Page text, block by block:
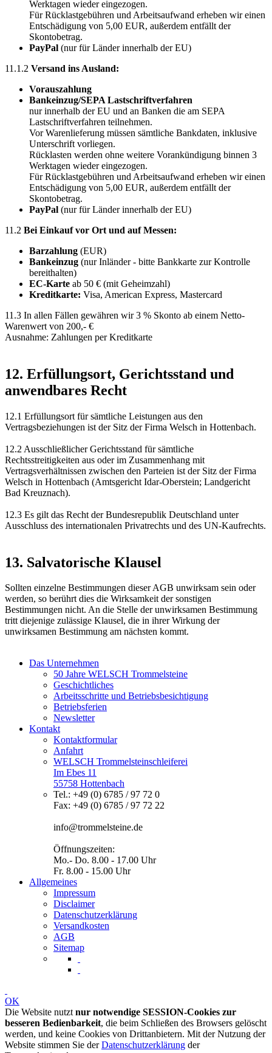
Werktagen wieder eingezogen.
Für Rücklastgebühren und Arbeitsaufwand erheben wir einen
Entschädigung von 5,00 EUR, außerdem entfällt der
Skontobetrag.
PayPal (nur für Länder innerhalb der EU)
11.1.2 Versand ins Ausland:
Vorauszahlung
Bankeinzug/SEPA Lastschriftverfahren
nur innerhalb der EU und an Banken die am SEPA
Lastschriftverfahren teilnehmen.
Vor Warenlieferung müssen sämtliche Bankdaten, inklusive
Unterschrift vorliegen.
Rücklasten werden ohne weitere Vorankündigung binnen 3
Werktagen wieder eingezogen.
Für Rücklastgebühren und Arbeitsaufwand erheben wir einen
Entschädigung von 5,00 EUR, außerdem entfällt der
Skontobetrag.
PayPal (nur für Länder innerhalb der EU)
11.2 Bei Einkauf vor Ort und auf Messen:
Barzahlung (EUR)
Bankeinzug (nur Inländer - bitte Bankkarte zur Kontrolle
bereithalten)
EC-Karte ab 50 € (mit Geheimzahl)
Kreditkarte: Visa, American Express, Mastercard
11.3 In allen Fällen gewähren wir 3 % Skonto ab einem Netto-
Warenwert von 200,- €
Ausnahme: Zahlungen per Kreditkarte
12. Erfüllungsort, Gerichtsstand und
anwendbares Recht
12.1 Erfüllungsort für sämtliche Leistungen aus den
Vertragsbeziehungen ist der Sitz der Firma Welsch in Hottenbach.
12.2 Ausschließlicher Gerichtsstand für sämtliche
Rechtsstreitigkeiten aus oder im Zusammenhang mit
Vertragsverhältnissen zwischen den Parteien ist der Sitz der Firma
Welsch in Hottenbach (Amtsgericht Idar-Oberstein; Landgericht
Bad Kreuznach).
12.3 Es gilt das Recht der Bundesrepublik Deutschland unter
Ausschluss des internationalen Privatrechts und des UN-Kaufrechts.
13. Salvatorische Klausel
Sollten einzelne Bestimmungen dieser AGB unwirksam sein oder
werden, so berührt dies die Wirksamkeit der sonstigen
Bestimmungen nicht. An die Stelle der unwirksamen Bestimmung
tritt diejenige zulässige Klausel, die in ihrer Wirkung der
unwirksamen Bestimmung am nächsten kommt.
Das Unternehmen
50 Jahre WELSCH Trommelsteine
Geschichtliches
Arbeitsschritte und Betriebsbesichtigung
Betriebsferien
Newsletter
Kontakt
Kontaktformular
Anfahrt
WELSCH Trommelsteinschleiferei
Im Ebes 11
55758 Hottenbach
Tel.: +49 (0) 6785 / 97 72 0
Fax: +49 (0) 6785 / 97 72 22
info@trommelsteine.de
Öffnungszeiten:
Mo.- Do. 8.00 - 17.00 Uhr
Fr. 8.00 - 15.00 Uhr
Allgemeines
Impressum
Disclaimer
Datenschutzerklärung
Versandkosten
AGB
Sitemap
OK
Die Website nutztnur notwendige SESSION-Cookies zur
besseren Bedienbarkeit, die beim Schließen des Browsers gelöscht
werden, und keine Cookies von Drittanbietern. Mit der Nutzung der
Website stimmen Sie derDatenschutzerklärung der